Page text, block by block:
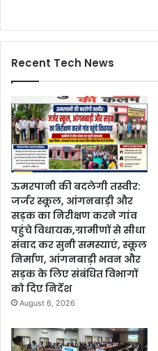
Recent Tech News
ऊमरपानी की बदलेगी तस्वीर:
जर्जर स्कूल, आंगनबाड़ी और
सड़क का निरीक्षण करने गांव
पहुंचे विधायक,ग्रामीणों से सीधा
संवाद कर सुनी समस्याएं, स्कूल
निर्माण, आंगनबाड़ी भवन और
सड़क के लिए संबंधित विभागों
को दिए निर्देश
August 6, 2026